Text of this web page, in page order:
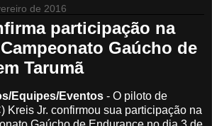
de 2016
participação na
Gaúcho de
Tarumã
Equipes/Eventos - O piloto de
Kreis Jr. confirmou sua participação na